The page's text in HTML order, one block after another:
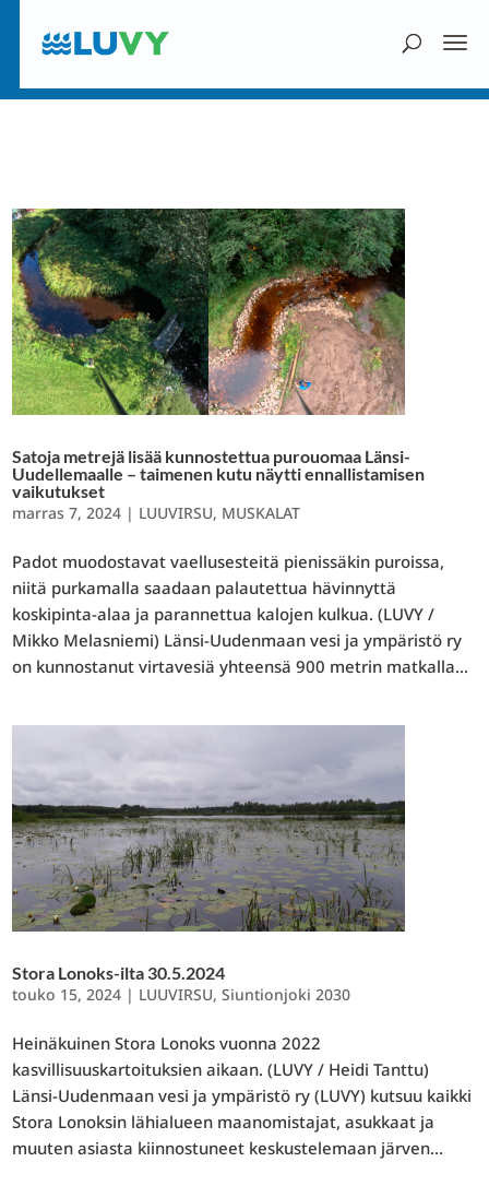
Satoja metrejä lisää kunnostettua purouomaa Länsi-
Uudellemaalle – taimenen kutu näytti ennallistamisen
vaikutukset
marras 7, 2024 | LUUVIRSU, MUSKALAT
Padot muodostavat vaellusesteitä pienissäkin puroissa,
niitä purkamalla saadaan palautettua hävinnyttä
koskipinta-alaa ja parannettua kalojen kulkua. (LUVY /
Mikko Melasniemi) Länsi-Uudenmaan vesi ja ympäristö ry
on kunnostanut virtavesiä yhteensä 900 metrin matkalla...
Stora Lonoks-ilta 30.5.2024
touko 15, 2024 | LUUVIRSU,Siuntionjoki 2030
Heinäkuinen Stora Lonoks vuonna 2022
kasvillisuuskartoituksien aikaan. (LUVY / Heidi Tanttu)
Länsi-Uudenmaan vesi ja ympäristö ry (LUVY) kutsuu kaikki
Stora Lonoksin lähialueen maanomistajat, asukkaat ja
muuten asiasta kiinnostuneet keskustelemaan järven...